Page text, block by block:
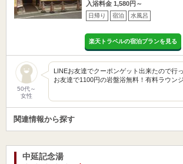
入浴料金 1,580円～
日帰り 宿泊 水風呂
楽天トラベルの宿泊プランを見る
50代～
女性
LINEお友達でクーポンゲット出来たので行
お友達で1100円の岩盤浴無料！有料ラウン
関連情報から探す
中延記念湯